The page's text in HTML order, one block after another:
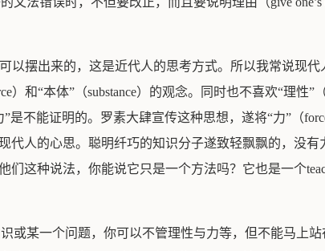
以摆出来的，这是近代人的思考方式。所以我常说现
和“本体”（substance）的观念。同时也不喜欢“理性”
不能证明的。罗素大肆宣传这种思想，遂将“力”（
代人的心思。聪明纤巧的知识分子遂致轻飘飘的，没
们这种说法，你能说它只是一个方法吗？它也是一个
或某一个问题，你可以不管理性与力等，但不能马上